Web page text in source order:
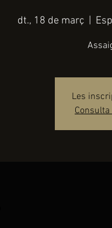
dt., 18 de març
Les